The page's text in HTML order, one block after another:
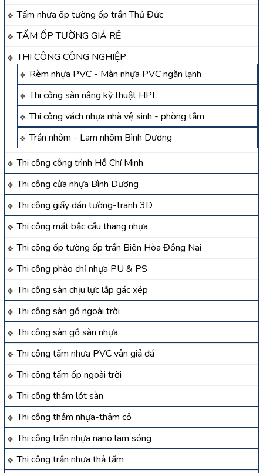
Tấm nhựa ốp tường ốp trần Thủ Đức
TẤM ỐP TƯỜNG GIÁ RẺ
THI CÔNG CÔNG NGHIỆP
Rèm nhựa PVC - Màn nhựa PVC ngăn lạnh
Thi công sàn nâng kỹ thuật HPL
Thi công vách nhựa nhà vệ sinh - phòng tắm
Trần nhôm - Lam nhôm Bình Dương
Thi công công trình Hồ Chí Minh
Thi công cửa nhựa Bình Dương
Thi công giấy dán tường-tranh 3D
Thi công mặt bậc cầu thang nhựa
Thi công ốp tường ốp trần Biên Hòa Đồng Nai
Thi công phào chỉ nhựa PU & PS
Thi công sàn chịu lực lắp gác xép
Thi công sàn gỗ ngoài trời
Thi công sàn gỗ sàn nhựa
Thi công tấm nhựa PVC vân giả đá
Thi công tấm ốp ngoài trời
Thi công thảm lót sàn
Thi công thảm nhựa-thảm cỏ
Thi công trần nhựa nano lam sóng
Thi công trần nhựa thả tấm